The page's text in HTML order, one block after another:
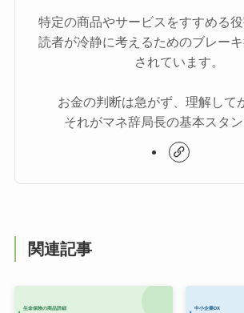
特定の商品やサービスをすすめる役
読者が冷静に考えるためのブレー
されています。
お金の判断は急がず、理解して
それがマネ辞局長の基本スタン
関連記事